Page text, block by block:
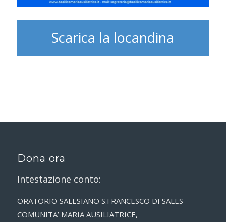
Scarica la locandina
Dona ora
Intestazione conto:
ORATORIO SALESIANO S.FRANCESCO DI SALES –
COMUNITA’ MARIA AUSILIATRICE,